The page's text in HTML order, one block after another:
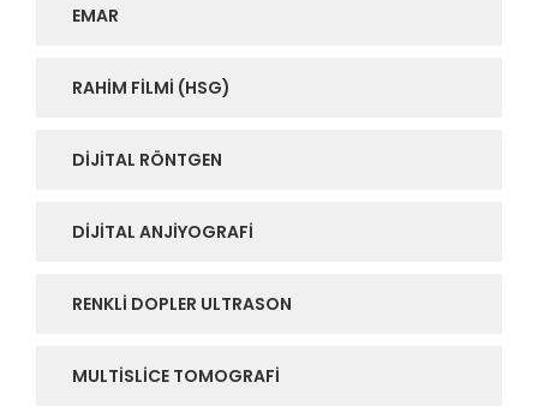
EMAR
RAHIM FILMI (HSG)
DIJITAL RÖNTGEN
DIJITAL ANJIYOGRAFI
RENKLI DOPLER ULTRASON
MULTISLICE TOMOGRAFI